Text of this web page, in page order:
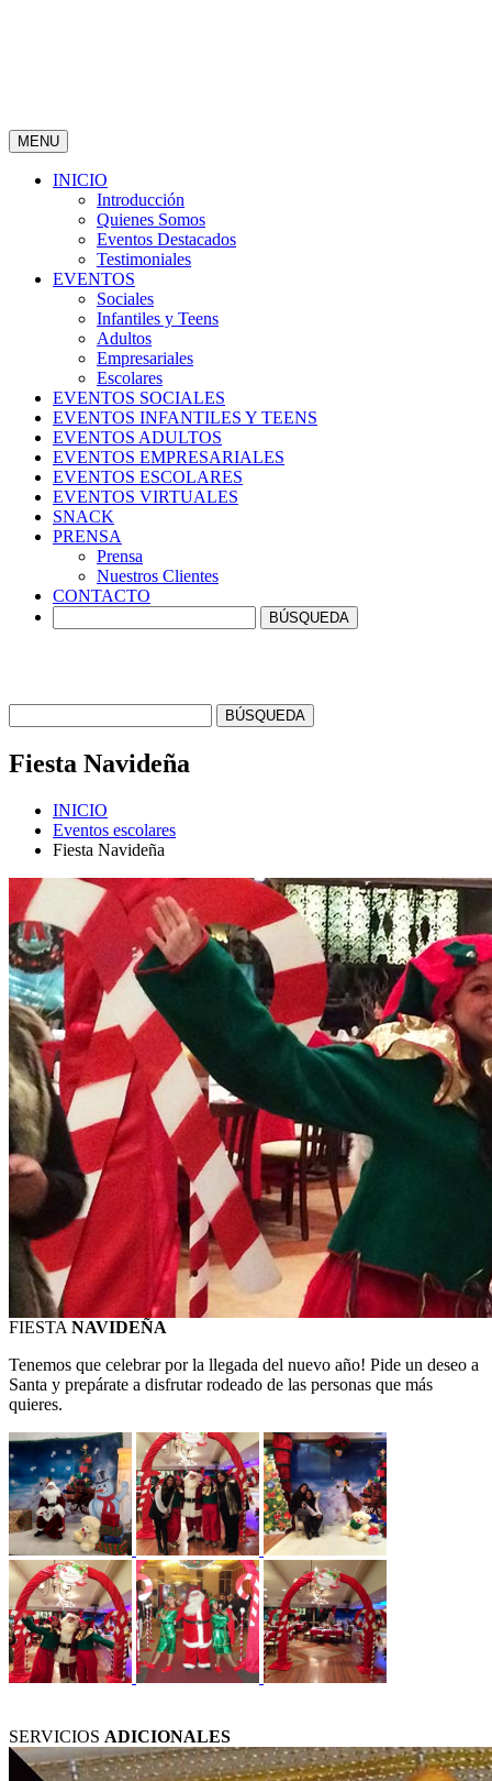
MENU
INICIO
Introducción
Quienes Somos
Eventos Destacados
Testimoniales
EVENTOS
Sociales
Infantiles y Teens
Adultos
Empresariales
Escolares
EVENTOS SOCIALES
EVENTOS INFANTILES Y TEENS
EVENTOS ADULTOS
EVENTOS EMPRESARIALES
EVENTOS ESCOLARES
EVENTOS VIRTUALES
SNACK
PRENSA
Prensa
Nuestros Clientes
CONTACTO
Fiesta Navideña
INICIO
Eventos escolares
Fiesta Navideña
FIESTA NAVIDEÑA
Tenemos que celebrar por la llegada del nuevo año! Pide un deseo a
Santa y prepárate a disfrutar rodeado de las personas que más
quieres.
SERVICIOS ADICIONALES